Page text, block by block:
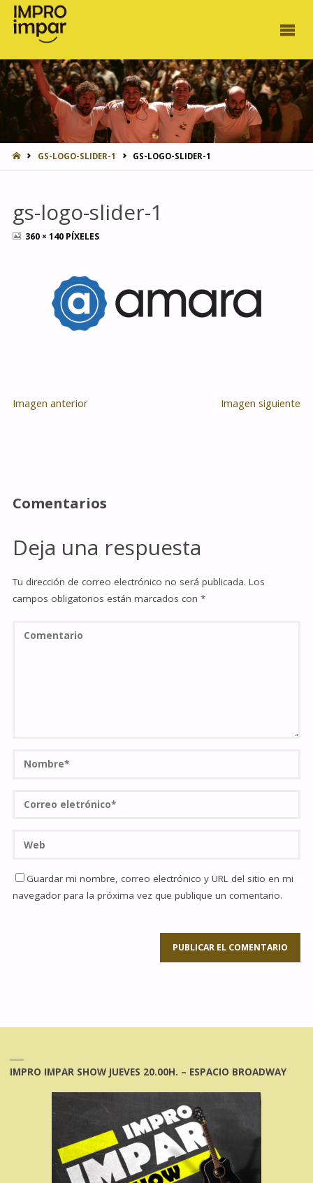
INICIOGS-LOGO-SLIDER-1 GS-LOGO-SLIDER-1
gs-logo-slider-1
TAMAÑO
360 × 140 PÍXELES
Imagen anterior Imagen siguiente
Comentarios
Deja una respuesta
Tu dirección de correo electrónico no será publicada. Los
campos obligatorios están marcados con *
Guardar mi nombre, correo electrónico y URL del sitio en mi
navegador para la próxima vez que publique un comentario.
IMPRO IMPAR SHOW JUEVES 20.00H. – ESPACIO BROADWAY